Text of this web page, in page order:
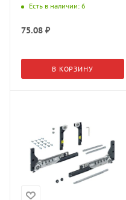
Есть в наличии: 6
75.08 ₽
В КОРЗИНУ